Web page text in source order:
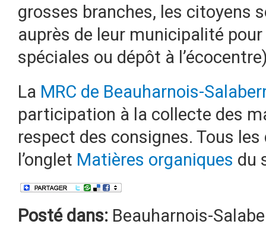
grosses branches, les citoyens
auprès de leur municipalité
spéciales ou dépôt à
La MRC de Beauharnois-
participation à la collecte des
respect des consignes. Tous
l’onglet Matières organiques du
Posté dans: Beauharnois-